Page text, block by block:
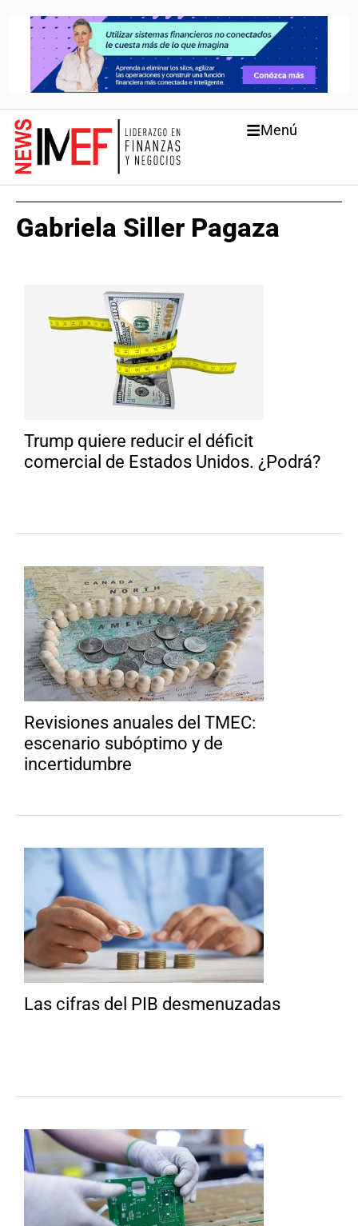
Menú
Gabriela Siller Pagaza
Trump quiere reducir el déficit
comercial de Estados Unidos. ¿Podrá?
Revisiones anuales del TMEC:
escenario subóptimo y de
incertidumbre
Las cifras del PIB desmenuzadas